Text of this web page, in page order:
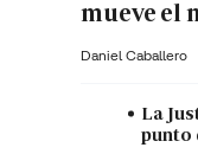
mueve el
Daniel Caballero
La
punto